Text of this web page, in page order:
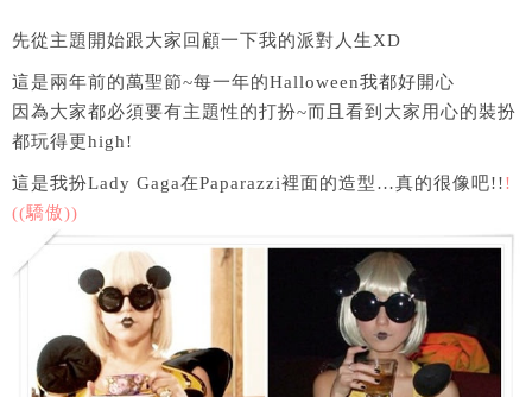
先從主題開始跟大家回顧一下我的派對人生XD
這是兩年前的萬聖節~每一年的Halloween我都好開心
因為大家都必須要有主題性的打扮~而且看到大家用心的裝扮
都玩得更high!
這是我扮Lady Gaga在Paparazzi裡面的造型…真的很像吧!!!
((驕傲))